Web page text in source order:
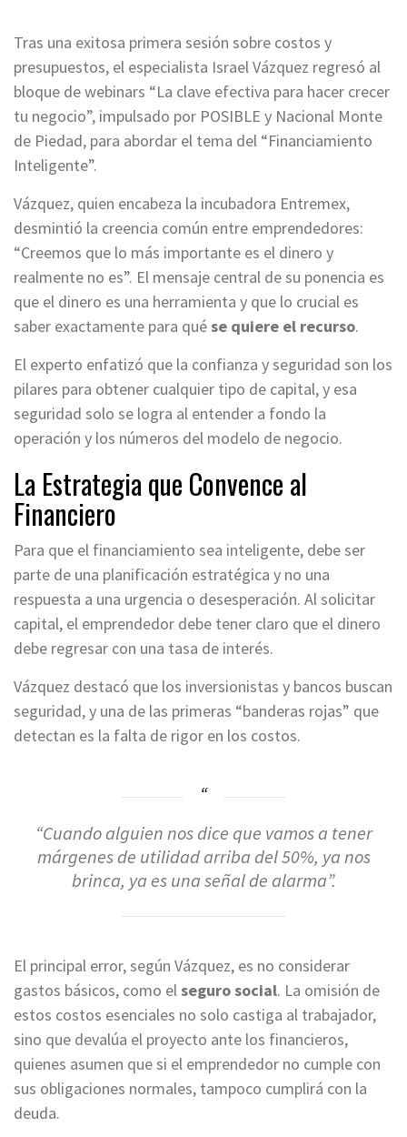
Tras una exitosa primera sesión sobre costos y
presupuestos, el especialista Israel Vázquez regresó al
bloque de webinars “La clave efectiva para hacer crecer
tu negocio”, impulsado por POSIBLE y Nacional Monte
de Piedad, para abordar el tema del “Financiamiento
Inteligente”.
Vázquez, quien encabeza la incubadora Entremex,
desmintió la creencia común entre emprendedores:
“Creemos que lo más importante es el dinero y
realmente no es”. El mensaje central de su ponencia es
que el dinero es una herramienta y que lo crucial es
saber exactamente para quése quiere el recurso.
El experto enfatizó que la confianza y seguridad son los
pilares para obtener cualquier tipo de capital, y esa
seguridad solo se logra al entender a fondo la
operación y los números del modelo de negocio.
La Estrategia que Convence al
Financiero
Para que el financiamiento sea inteligente, debe ser
parte de una planificación estratégica y no una
respuesta a una urgencia o desesperación. Al solicitar
capital, el emprendedor debe tener claro que el dinero
debe regresar con una tasa de interés.
Vázquez destacó que los inversionistas y bancos buscan
seguridad, y una de las primeras “banderas rojas” que
detectan es la falta de rigor en los costos.
“Cuando alguien nos dice que vamos a tener
márgenes de utilidad arriba del 50%, ya nos
brinca, ya es una señal de alarma”.
El principal error, según Vázquez, es no considerar
gastos básicos, como elseguro social. La omisión de
estos costos esenciales no solo castiga al trabajador,
sino que devalúa el proyecto ante los financieros,
quienes asumen que si el emprendedor no cumple con
sus obligaciones normales, tampoco cumplirá con la
deuda.